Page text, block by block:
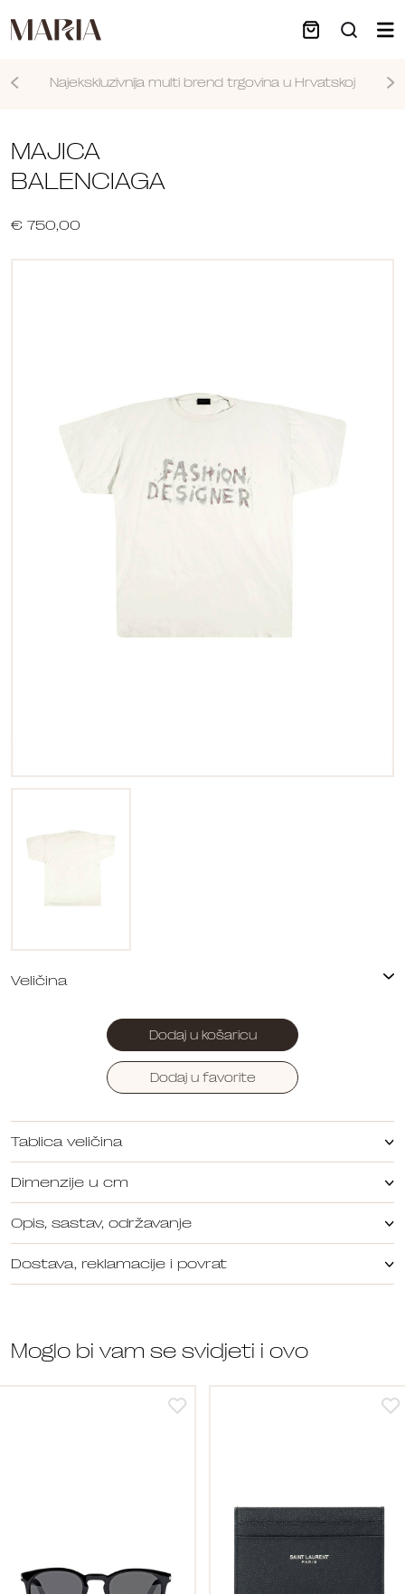
Najekskluzivnija multi brend trgovina u Hrvatskoj
MAJICA
BALENCIAGA
€ 750,00
Dodaj u košaricu
Dodaj u favorite
Tablica veličina
Dimenzije u cm
Opis, sastav, održavanje
Dostava, reklamacije i povrat
Moglo bi vam se svidjeti i ovo